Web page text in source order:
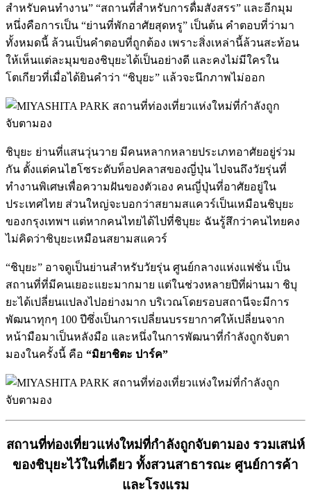
สำหรับคนทำงาน” “สถานที่สำหรับการดื่มสังสรร” และอีกมุม
หนึ่งคือการเป็น “ย่านที่พักอาศัยสุดหรู” เป็นต้น คำตอบที่ว่ามา
ทั้งหมดนี้ ล้วนเป็นคำตอบที่ถูกต้อง เพราะสิ่งเหล่านี้ล้วนสะท้อน
ให้เห็นแต่ละมุมของชิบุยะได้เป็นอย่างดี และคงไม่มีใครใน
โตเกียวที่เมื่อได้ยินคำว่า “ชิบุยะ” แล้วจะนึกภาพไม่ออก
ชิบุยะ ย่านที่แสนวุ่นวาย มีคนหลากหลายประเภทอาศัยอยู่ร่วม
กัน ตั้งแต่คนไฮโซระดับท็อปคลาสของญี่ปุ่น ไปจนถึงวัยรุ่นที่
ทำงานพิเศษเพื่อความฝันของตัวเอง คนญี่ปุ่นที่อาศัยอยู่ใน
ประเทศไทย ส่วนใหญ่จะบอกว่าสยามสแควร์เป็นเหมือนชิบุยะ
ของกรุงเทพฯ แต่หากคนไทยได้ไปที่ชิบุยะ ฉันรู้สึกว่าคนไทยคง
ไม่คิดว่าชิบุยะเหมือนสยามสแควร์
“ชิบุยะ” อาจดูเป็นย่านสำหรับวัยรุ่น ศูนย์กลางแห่งแฟชั่น เป็น
สถานที่ที่มีคนเยอะแยะมากมาย แต่ในช่วงหลายปีที่ผ่านมา ชิบุ
ยะได้เปลี่ยนแปลงไปอย่างมาก บริเวณโดยรอบสถานีจะมีการ
พัฒนาทุกๆ 100 ปีซึ่งเป็นการเปลี่ยนบรรยากาศให้เปลี่ยนจาก
หน้ามือมาเป็นหลังมือ และหนึ่งในการพัฒนาที่กำลังถูกจับตา
มองในครั้งนี้ คือ “มิยาชิตะ ปาร์ค”
สถานที่ท่องเที่ยวแห่งใหม่ที่กำลังถูกจับตามอง รวมเสน่ห์
ของชิบุยะไว้ในที่เดียว ทั้งสวนสาธารณะ ศูนย์การค้า
และโรงแรม